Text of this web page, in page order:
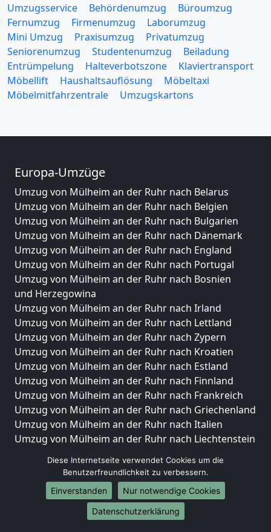
Umzugsservice Behördenumzug
Büroumzug
Fernumzug
Firmenumzug
Laborumzug
Mini Umzug
Praxisumzug
Privatumzug
Seniorenumzug
Studentenumzug
Beiladung
Entrümpelung
Halteverbotszone
Klaviertransport
Möbellift
Haushaltsauflösung
Möbeltaxi
Möbelmitfahrzentrale
Umzugskartons
Europa-Umzüge
Umzug von Mülheim an der Ruhr nach Belarus
Umzug von Mülheim an der Ruhr nach Belgien
Umzug von Mülheim an der Ruhr nach Bulgarien
Umzug von Mülheim an der Ruhr nach Dänemark
Umzug von Mülheim an der Ruhr nach England
Umzug von Mülheim an der Ruhr nach Portugal
Umzug von Mülheim an der Ruhr nach Bosnien
und Herzegowina
Umzug von Mülheim an der Ruhr nach Irland
Umzug von Mülheim an der Ruhr nach Lettland
Umzug von Mülheim an der Ruhr nach Zypern
Umzug von Mülheim an der Ruhr nach Kroatien
Umzug von Mülheim an der Ruhr nach Estland
Umzug von Mülheim an der Ruhr nach Finnland
Umzug von Mülheim an der Ruhr nach Frankreich
Umzug von Mülheim an der Ruhr nach Griechenland
Umzug von Mülheim an der Ruhr nach Italien
Umzug von Mülheim an der Ruhr nach Liechtenstein
Umzug von Mülheim an der Ruhr nach Niederlande
Umzug von Mülheim an der Ruhr nach Norwegen
Umzüge-Deutschlandweit
Diese Internetseite verwendet Cookies um die
Benutzerfreundlichkeit zu verbessern.
Einverstanden
Nur notwendige Cookies
Datenschutzerklärung